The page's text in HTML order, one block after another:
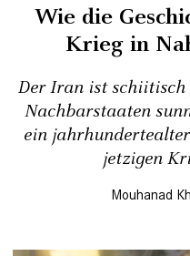
Wie die
Krieg in
Der Iran ist schiitisch
Nachbarstaaten
ein
jetzigen
Mouhanad